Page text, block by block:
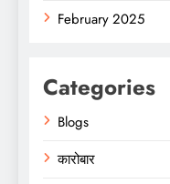
February 2025
Categories
Blogs
कारोबार